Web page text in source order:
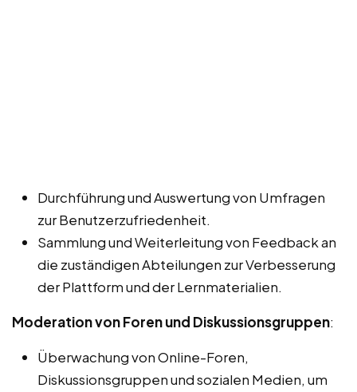
Durchführung und Auswertung von Umfragen
zur Benutzerzufriedenheit.
Sammlung und Weiterleitung von Feedback an
die zuständigen Abteilungen zur Verbesserung
der Plattform und der Lernmaterialien.
Moderation von Foren und Diskussionsgruppen:
Überwachung von Online-Foren,
Diskussionsgruppen und sozialen Medien, um